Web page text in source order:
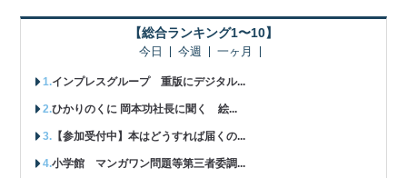
【総合ランキング1〜10】
今日 今週 一ヶ月
インプレスグループ 重版にデジタル...
ひかりのくに 岡本功社長に聞く 絵...
【参加受付中】本はどうすれば届くの...
小学館 マンガワン問題等第三者委調...